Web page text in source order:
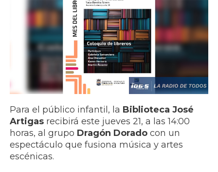
Para el público infantil, la Biblioteca José
Artigas recibirá este jueves 21, a las 14:00
horas, al grupo Dragón Dorado con un
espectáculo que fusiona música y artes
escénicas.